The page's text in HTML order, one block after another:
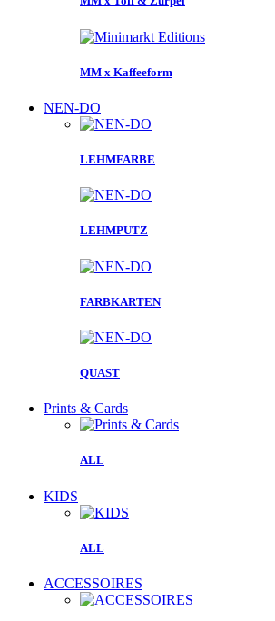
MM x Kaffeeform
NEN-DO
LEHMFARBE
LEHMPUTZ
FARBKARTEN
QUAST
Prints & Cards
ALL
KIDS
ALL
ACCESSOIRES